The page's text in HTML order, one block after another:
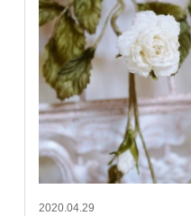
2020.04.29